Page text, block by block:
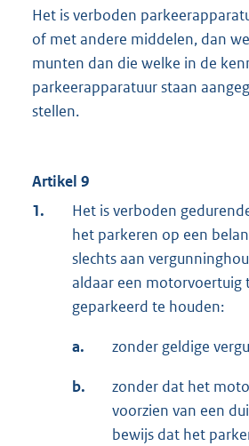
Het is verboden
of met andere middelen, dan
munten dan die welke in de
parkeerapparatuur staan
stellen.
Artikel 9
1.
Het is verboden
het parkeren op een
slechts aan
aldaar een motorvoertuig
geparkeerd te houden:
a. zonder geldige
b.
zonder dat het
voorzien van een
bewijs dat het